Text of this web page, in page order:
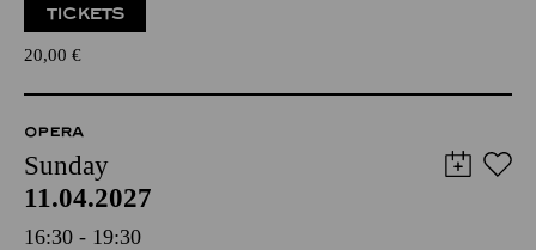
TICKETS
20,00 €
OPERA
Sunday
11.04.2027
16:30 - 19:30